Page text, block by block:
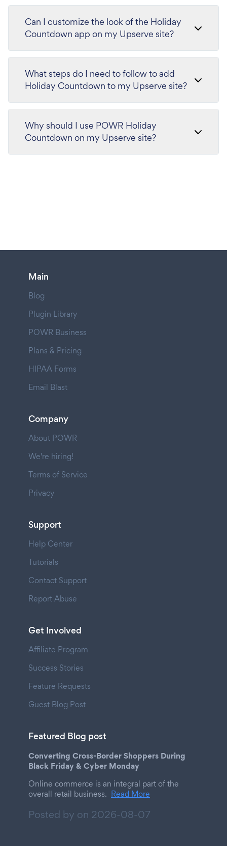
Can I customize the look of the Holiday
Countdown app on my Upserve site?
What steps do I need to follow to add
Holiday Countdown to my Upserve site?
Why should I use POWR Holiday
Countdown on my Upserve site?
Main
Blog
Plugin Library
POWR Business
Plans & Pricing
HIPAA Forms
Email Blast
Company
About POWR
We're hiring!
Terms of Service
Privacy
Support
Help Center
Tutorials
Contact Support
Report Abuse
Get Involved
Affiliate Program
Success Stories
Feature Requests
Guest Blog Post
Featured Blog post
Converting Cross-Border Shoppers During
Black Friday & Cyber Monday
Online commerce is an integral part of the
overall retail business. Read More
Posted by on 2026-08-07